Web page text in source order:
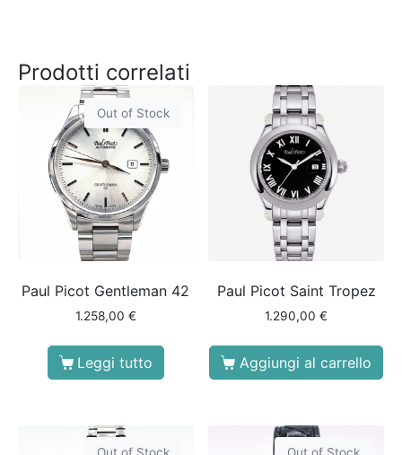
Prodotti correlati
Out of Stock
Paul Picot Gentleman 42
1.258,00 €
Leggi tutto
Paul Picot Saint Tropez
1.290,00€
Aggiungi al carrello